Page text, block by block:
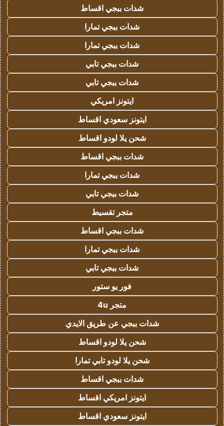
شدات ببجي اقساط
شدات ببجي تمارا
شدات ببجي تمارا
شدات ببجي تابي
شدات ببجي تابي
ايتونز امريكي
ايتونز سعودي اقساط
شحن يلا لودو اقساط
شدات ببجي اقساط
شدات ببجي تمارا
شدات ببجي تابي
متجر تقسيط
شدات ببجي اقساط
شدات ببجي تمارا
شدات ببجي تابي
فور يو ستور
متجر 4u
شدات ببجي عن طريق الايدي
شحن يلا لودو اقساط
شحن يلا لودو تابي تمارا
شدات ببجي اقساط
ايتونز امريكي اقساط
ايتونز سعودي اقساط